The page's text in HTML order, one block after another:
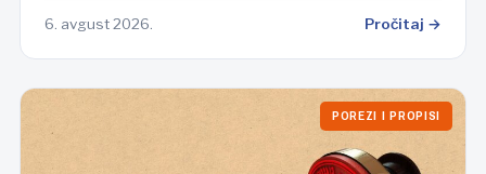
6. avgust 2026. Pročitaj →
POREZI I PROPISI